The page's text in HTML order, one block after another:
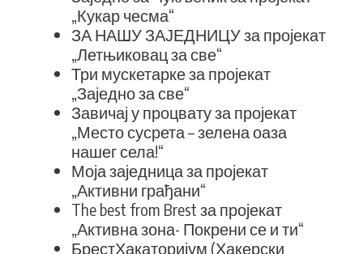
„Кукар чесма“
ЗА НАШУ ЗАЈЕДНИЦУ за пројекат
„Летњиковац за све“
Три мускетарке за пројекат
„Заједно за све“
Завичај у процвату за пројекат
„Место сусрета – зелена оаза
нашег села!“
Моја заједница за пројекат
„Активни грађани“
The best from Brest за пројекат
„Активна зона- Покрени се и ти“
БрестХакаторијум (Хакерски